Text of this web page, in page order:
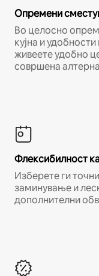
Опремени
Во целосно
кујна и
живеете удобно
совршена
Флексибилност
Изберете ги
заминување и
дополнителни